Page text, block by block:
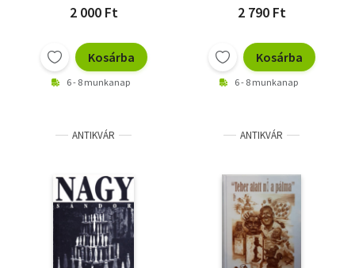
2 000 Ft
Kosárba
6 - 8 munkanap
2 790 Ft
Kosárba
6 - 8 munkanap
ANTIKVÁR ANTIKVÁR